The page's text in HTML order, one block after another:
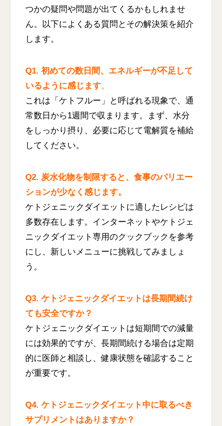
つかの疑問や問題が出てくるかもしれませ
ん。以下によくある質問とその解決策を紹介
します。
Q1. 初めての数日間、エネルギーが不足して
いるように感じます。
これは「ケトフルー」と呼ばれる現象で、通
常数日から1週間で収まります。まず、水分
をしっかり摂り、必要に応じて電解質を補給
してください。
Q2. 炭水化物を制限すると、食事のバリエー
ションが少なく感じます。
ケトジェニックダイエットに適したレシピは
多数存在します。インターネットやケトジェ
ニックダイエット専用のクックブックを参考
にし、新しいメニューに挑戦してみましょ
う。
Q3. ケトジェニックダイエットは長期間続け
ても安全ですか？
ケトジェニックダイエットは短期間での減量
には効果的ですが、長期間続ける場合は定期
的に医師と相談し、健康状態を確認すること
が重要です。
Q4. ケトジェニックダイエット中に取るべき
サプリメントはありますか？